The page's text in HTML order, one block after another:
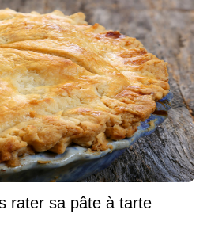
rater sa pâte à tarte